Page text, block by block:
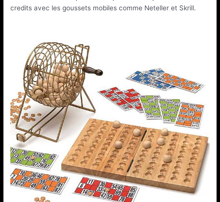
credits avec les goussets mobiles comme Neteller et Skrill.